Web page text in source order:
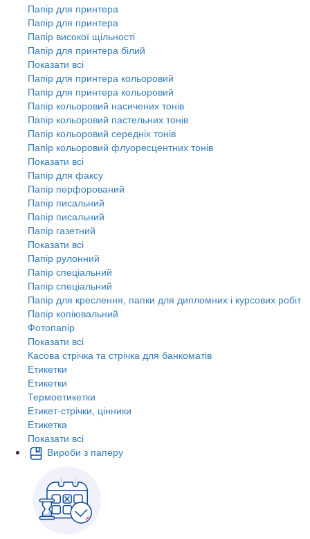
Папір для принтера
Папір для принтера
Папір високої щільності
Папір для принтера білий
Показати всі
Папір для принтера кольоровий
Папір для принтера кольоровий
Папір кольоровий насичених тонів
Папір кольоровий пастельних тонів
Папір кольоровий середніх тонів
Папір кольоровий флуоресцентних тонів
Показати всі
Папір для факсу
Папір перфорований
Папір писальний
Папір писальний
Папір газетний
Показати всі
Папір рулонний
Папір спеціальний
Папір спеціальний
Папір для креслення, папки для дипломних і курсових робіт
Папір копіювальний
Фотопапір
Показати всі
Касова стрічка та стрічка для банкоматів
Етикетки
Етикетки
Термоетикетки
Етикет-стрічки, цінники
Етикетка
Показати всі
Вироби з паперу